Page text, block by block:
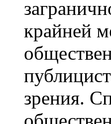
крайней
зрения.